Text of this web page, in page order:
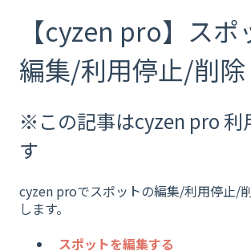
【cyzen pro】スポ
編集/利用停止/削除
※この記事はcyzen pro 利
す
cyzen proでスポットの編集/利用停止/
します。
スポットを編集する